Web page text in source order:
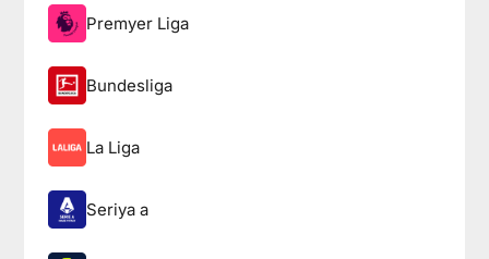
Premyer Liga
Bundesliga
La Liga
Seriya a